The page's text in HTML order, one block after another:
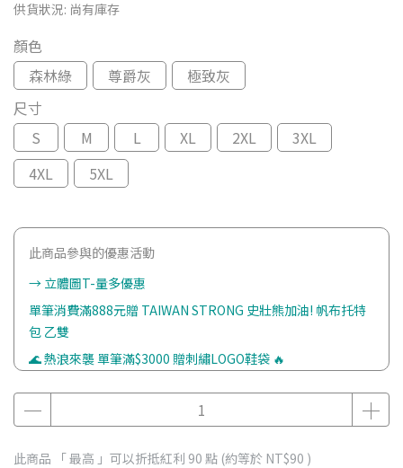
供貨狀況: 尚有庫存
顏色
森林綠
尊爵灰
極致灰
尺寸
S
M L XL 2XL
3XL
4XL
5XL
此商品參與的優惠活動
→ 立體圖T-量多優惠
單筆消費滿888元贈 TAIWAN STRONG 史壯熊加油! 帆布托特
包 乙雙
🌊 熱浪來襲 單筆滿$3000 贈刺繡LOGO鞋袋 🔥
此商品 「 最高 」可以折抵紅利 90 點 (約等於 NT$90 )